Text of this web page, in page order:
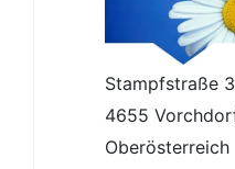
Stampfstraße 3
4655
Oberösterreich